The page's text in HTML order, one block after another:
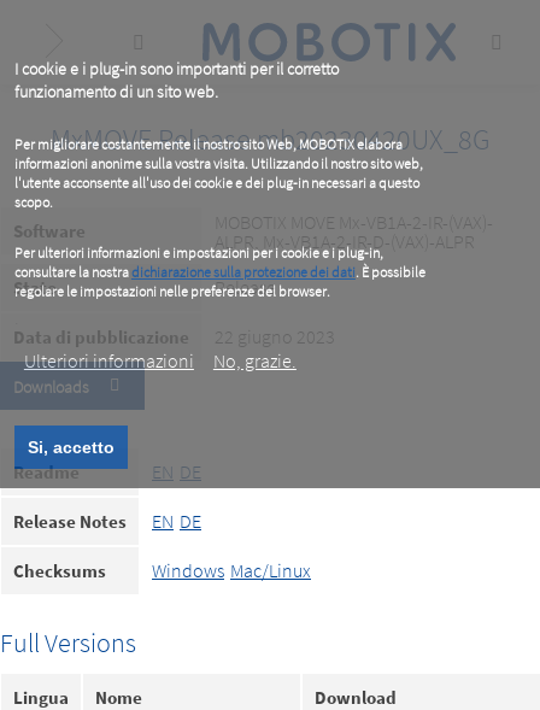
I cookie e i plug-in sono importanti per il corretto
funzionamento di un sito web.
Per migliorare costantemente il nostro sito Web, MOBOTIX elabora
informazioni anonime sulla vostra visita. Utilizzando il nostro sito web,
l'utente acconsente all'uso dei cookie e dei plug-in necessari a questo
scopo.
Per ulteriori informazioni e impostazioni per i cookie e i plug-in,
consultare la nostradichiarazione sulla protezione dei dati. È possibile
regolare le impostazioni nelle preferenze del browser.
Ulteriori informazioni
No, grazie.
Si, accetto
content
MxMOVE Release mb20230420UX_8G
Software
MOBOTIX MOVE Mx-VB1A-2-IR-(VAX)-
ALPR, Mx-VB1A-2-IR-D-(VAX)-ALPR
Stato Release
Data di pubblicazione 22 giugno 2023
Downloads
Readme EN DE
Release Notes EN DE
Checksums Windows Mac/Linux
Full Versions
Lingua Nome Download